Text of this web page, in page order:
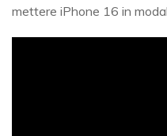
mettere iPhone 16 in